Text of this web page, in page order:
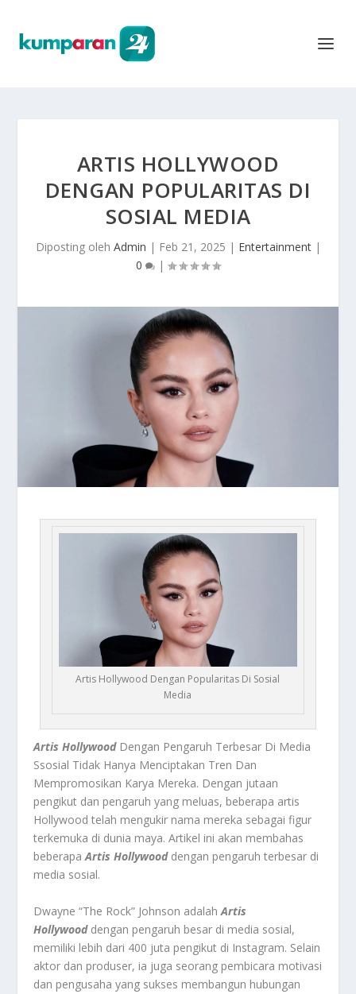
ARTIS HOLLYWOOD
DENGAN POPULARITAS DI
SOSIAL MEDIA
Diposting oleh Admin | Feb 21, 2025 | Entertainment|
0
|
Artis Hollywood Dengan Popularitas Di Sosial
Media
Artis HollywoodDengan Pengaruh Terbesar Di Media
Ssosial Tidak Hanya Menciptakan Tren Dan
Mempromosikan Karya Mereka. Dengan jutaan
pengikut dan pengaruh yang meluas, beberapa artis
Hollywood telah mengukir nama mereka sebagai figur
terkemuka di dunia maya. Artikel ini akan membahas
beberapaArtis Hollywooddengan pengaruh terbesar di
media sosial.
Dwayne “The Rock” Johnson adalahArtis
Hollywooddengan pengaruh besar di media sosial,
memiliki lebih dari 400 juta pengikut di Instagram. Selain
aktor dan produser, ia juga seorang pembicara motivasi
dan pengusaha yang sukses membangun hubungan